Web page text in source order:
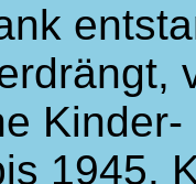
1945.